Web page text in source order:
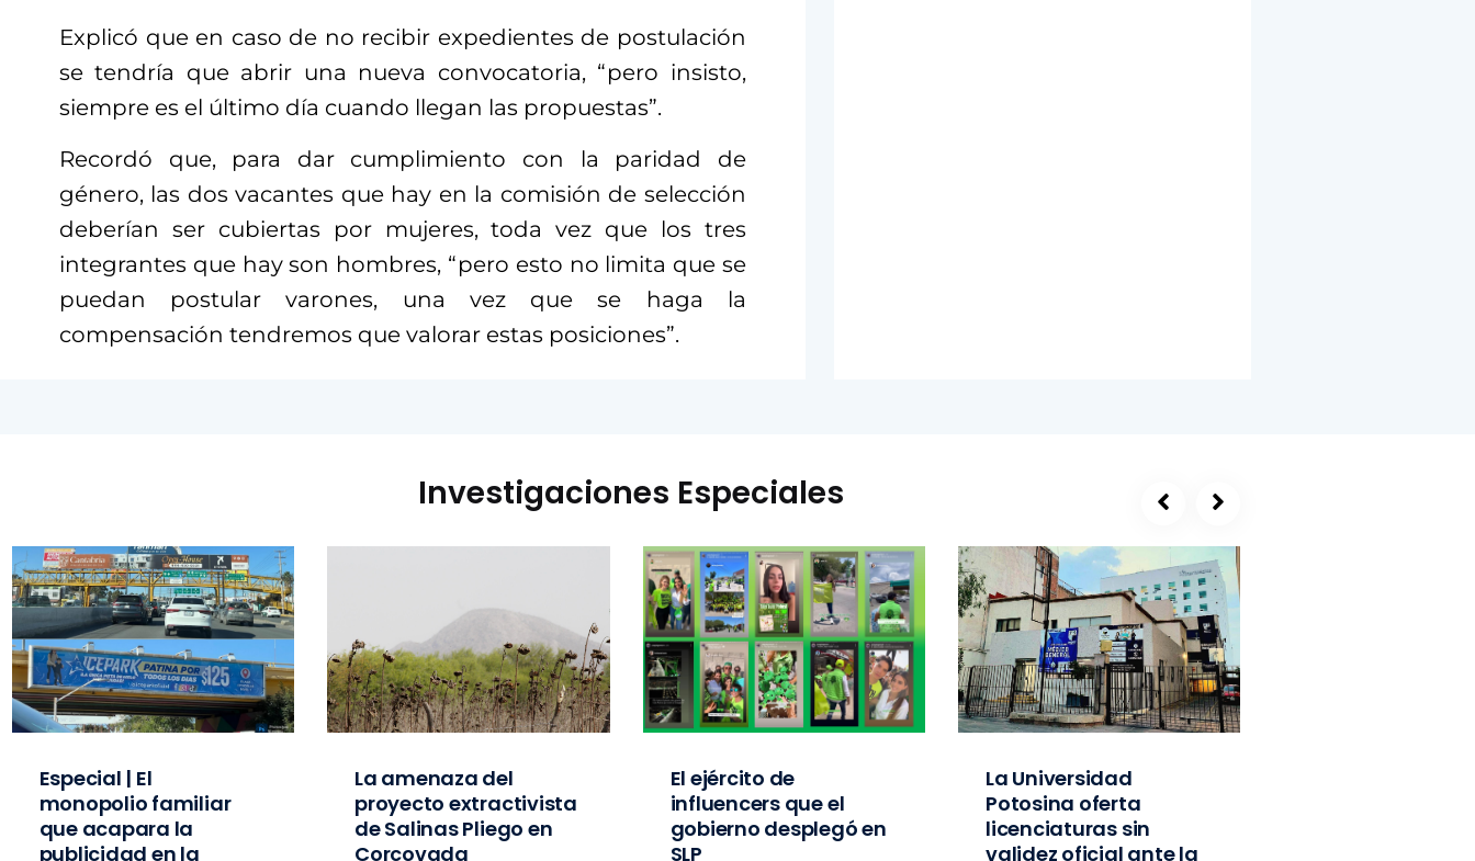
Explicó que en caso de no recibir expedientes de postulación
se tendría que abrir una nueva convocatoria, “pero insisto,
siempre es el último día cuando llegan las propuestas”.
Recordó que, para dar cumplimiento con la paridad de
género, las dos vacantes que hay en la comisión de selección
deberían ser cubiertas por mujeres, toda vez que los tres
integrantes que hay son hombres, “pero esto no limita que se
puedan postular varones, una vez que se haga la
compensación tendremos que valorar estas posiciones”.
Investigaciones Especiales
Especial | El
monopolio familiar
que acapara la
publicidad en la
La amenaza del
proyecto extractivista
de Salinas Pliego en
Corcovada
El ejército de
influencers que el
gobierno desplegó en
SLP
La Universidad
Potosina oferta
licenciaturas sin
validez oficial ante la